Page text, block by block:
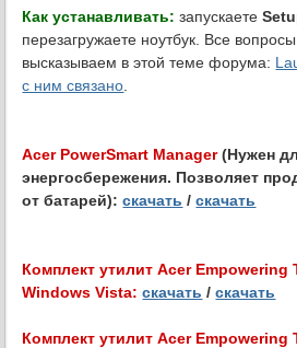
Как устанавливать: запускаете
перезагружаете ноутбук. Все
высказываем в этой теме форума:
с ним связано
Acer PowerSmart Manager(Нужен
энергосбережения. Позволяет
от батарей):скачать /скачать
Комплект утилит Acer Empowering
Windows Vista: скачать /скачать
Комплект утилит Acer Empowering